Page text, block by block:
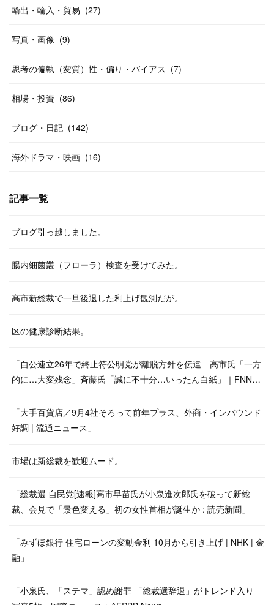
輸出・輸入・貿易 (27)
写真・画像 (9)
思考の偏執（変質）性・偏り・バイアス (7)
相場・投資 (86)
ブログ・日記 (142)
海外ドラマ・映画 (16)
記事一覧
ブログ引っ越しました。
腸内細菌叢（フローラ）検査を受けてみた。
高市新総裁で一旦後退した利上げ観測だが。
区の健康診断結果。
「自公連立26年で終止符公明党が離脱方針を伝達 高市氏「一方
的に…大変残念」斉藤氏「誠に不十分…いったん白紙」｜FNN…
「大手百貨店／9月4社そろって前年プラス、外商・インバウンド
好調 | 流通ニュース」
市場は新総裁を歓迎ムード。
「総裁選 自民党[速報]高市早苗氏が小泉進次郎氏を破って新総
裁、会見で「景色変える」初の女性首相が誕生か : 読売新聞」
「みずほ銀行 住宅ローンの変動金利 10月から引き上げ | NHK | 金
融」
「小泉氏、「ステマ」認め謝罪 「総裁選辞退」がトレンド入り